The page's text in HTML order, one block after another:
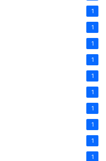
1
1
1
1
1
1
1
1
1
1